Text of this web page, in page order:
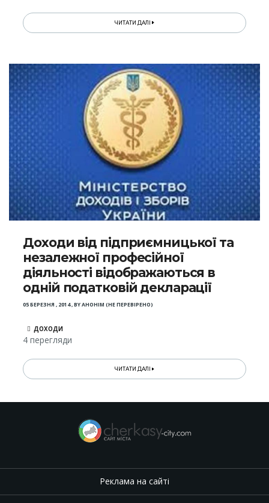
ЧИТАТИ ДАЛІ
Доходи від підприємницької та
незалежної професійної
діяльності відображаються в
одній податковій декларації
05 БЕРЕЗНЯ , 2014,BYАНОНІМ (НЕ ПЕРЕВІРЕНО)
ДОХОДИ
4 перегляди
ЧИТАТИ ДАЛІ
Реклама на сайті